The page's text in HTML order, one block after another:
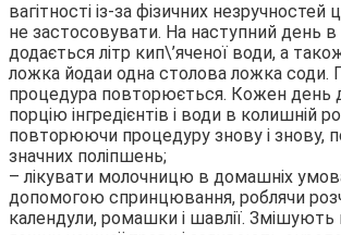
вагітності із-за фізичних
не застосовувати. На наступний день
додається літр кип\’яченої води, а
ложка йодаи одна столова ложка соди.
процедура повторюється. Кожен день
порцію інгредієнтів і води в колишній
повторюючи процедуру знову і знову,
значних поліпшень;
– лікувати молочницю в домашніх
допомогою спринцювання, роблячи
календули, ромашки і шавлії. Змішують